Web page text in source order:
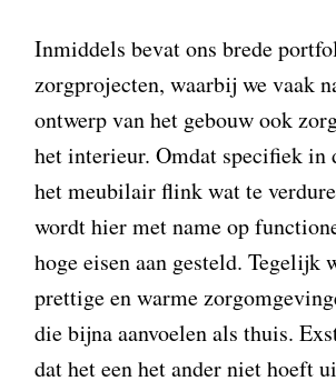
Inmiddels bevat ons brede
zorgprojecten, waarbij we vaak
ontwerp van het gebouw ook
het interieur. Omdat specifiek in
het meubilair flink wat te
wordt hier met name op
hoge eisen aan gesteld. Tegelijk
prettige en warme
die bijna aanvoelen als thuis.
dat het een het ander niet hoeft